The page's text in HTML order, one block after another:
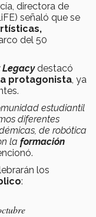
directora de
señaló que se
del 50
Legacydestacó
protagonista, ya
estudiantil
diferentes
de robótica
la formación
los
: